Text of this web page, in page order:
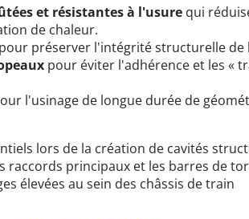
et résistantes à l'usure qui
de chaleur.
pour préserver l'intégrité structurelle de
pour éviter l'adhérence et les «
l'usinage de longue durée de
lors de la création de cavités
raccords principaux et les barres de
élevées au sein des châssis de train